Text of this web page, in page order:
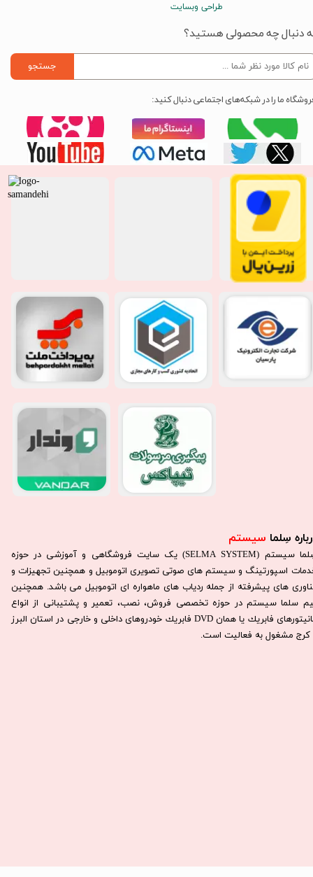
سِلما سیستم​​​​​​​
سِلما سيستم (SELMA SYSTEM) یک سایت فروشگاهی و آموزشی در حوزه
اسپورتینگ و سیستم های صوتی تصویری اتوموبیل و همچنین تجهیزات و
های پیشرفته از جمله ردیاب های ماهواره ای اتوموبیل می باشد. همچنين
سلما سيستم در حوزه تخصصی فروش، نصب، تعمير و پشتيبانی از انواع
مانيتورهای فابريك يا همان DVD فابريك خودروهای داخلی و خارجی در استان البرز
كرج مشغول به فعاليت است.​​​​​​​
طراحی وبسایت
دنبال چه محصولی هستید؟
جستجو
ما را در شبکه‌های اجتماعی دنبال کنید: